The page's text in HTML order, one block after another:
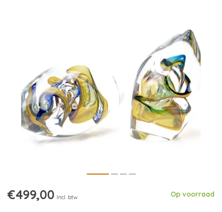
€499,00 Incl. btw Op voorraad